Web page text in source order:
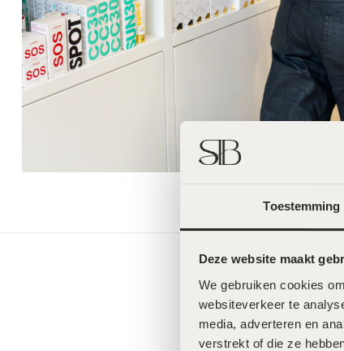
Toestemming
Deze website maakt
We gebruiken cookies
websiteverkeer te
media, adverteren en
verstrekt of die ze